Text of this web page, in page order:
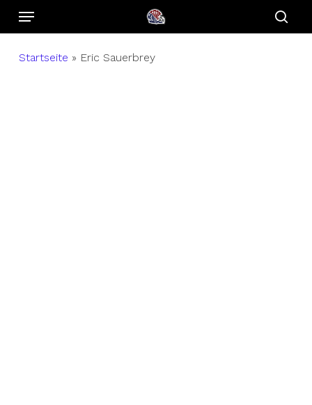
SkipMenu
Startseite » Eric Sauerbrey